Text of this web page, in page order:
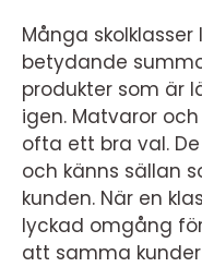
Många
betydande
produkter som är
igen. Matvaror
ofta ett bra val.
och känns sällan
kunden. När en
lyckad omgång
att samma